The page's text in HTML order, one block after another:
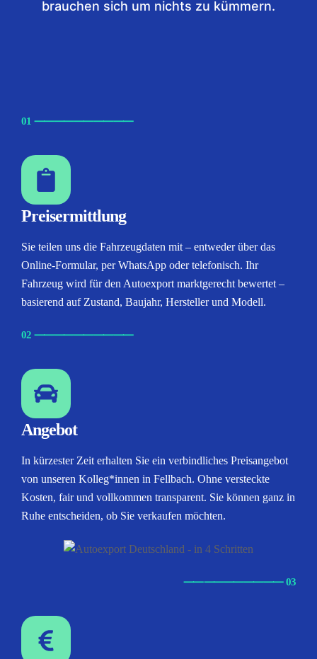
brauchen sich um nichts zu kümmern.
01 ⸺⸺⸺⸺⸺
Preisermittlung
Sie teilen uns die Fahrzeugdaten mit – entweder über das
Online-Formular, per WhatsApp oder telefonisch. Ihr
Fahrzeug wird für den Autoexport marktgerecht bewertet –
basierend auf Zustand, Baujahr, Hersteller und Modell.
02 ⸺⸺⸺⸺⸺
Angebot
In kürzester Zeit erhalten Sie ein verbindliches Preisangebot
von unseren Kolleg*innen in Fellbach. Ohne versteckte
Kosten, fair und vollkommen transparent. Sie können ganz in
Ruhe entscheiden, ob Sie verkaufen möchten.
⸺⸺⸺⸺⸺ 03